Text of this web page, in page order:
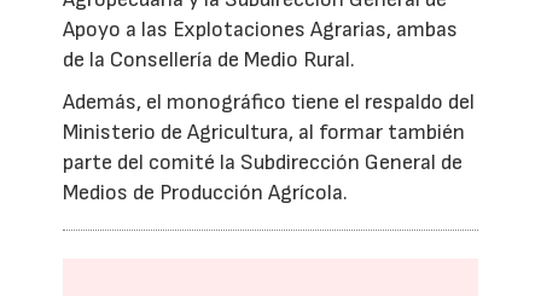
Apoyo a las Explotaciones Agrarias, ambas
de la Consellería de Medio Rural.
Además, el monográfico tiene el respaldo del
Ministerio de Agricultura, al formar también
parte del comité la Subdirección General de
Medios de Producción Agrícola.